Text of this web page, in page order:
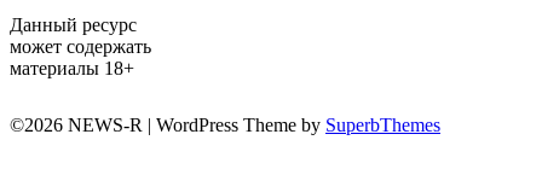
Данный ресурс
может содержать
материалы 18+
©2026 NEWS-R | WordPress Theme by SuperbThemes